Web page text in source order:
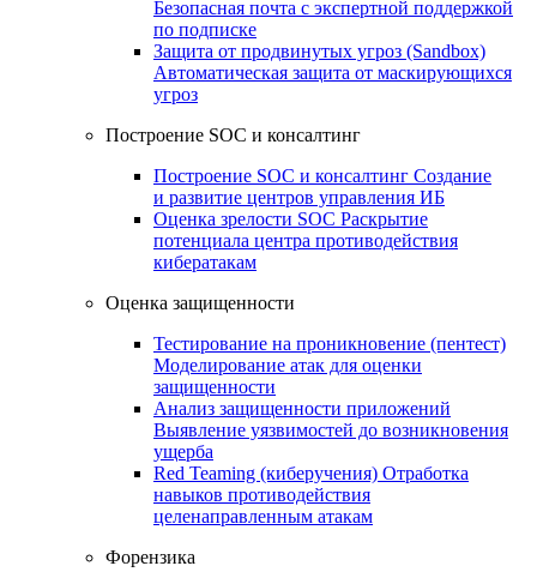
Безопасная почта с экспертной поддержкой
по подписке
Защита от продвинутых угроз (Sandbox)
Автоматическая защита от маскирующихся
угроз
Построение SOC и консалтинг
Построение SOC и консалтинг Создание
и развитие центров управления ИБ
Оценка зрелости SOC Раскрытие
потенциала центра противодействия
кибератакам
Оценка защищенности
Тестирование на проникновение (пентест)
Моделирование атак для оценки
защищенности
Анализ защищенности приложений
Выявление уязвимостей до возникновения
ущерба
Red Teaming (киберучения) Отработка
навыков противодействия
целенаправленным атакам
Форензика